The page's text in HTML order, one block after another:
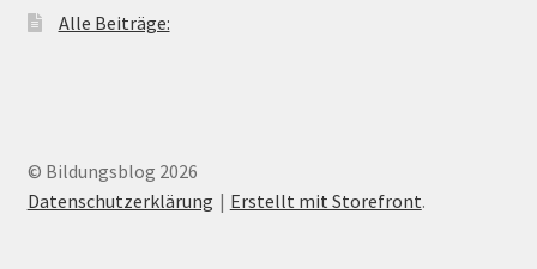
Alle Beiträge:
© Bildungsblog 2026
Datenschutzerklärung
Erstellt mit Storefront.